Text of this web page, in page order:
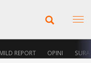
MILD REPORT OPINI